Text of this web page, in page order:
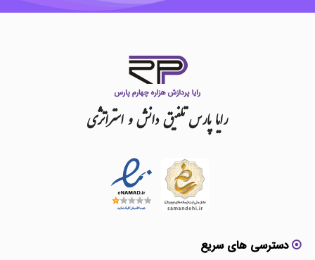
رایاپارستلفیقدانشواستراتژی
دسترسی های سریع